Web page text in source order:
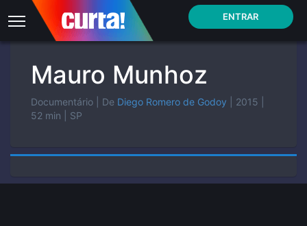
ENTRAR
Mauro Munhoz
Documentário | De Diego Romero de Godoy | 2015
52 min
| SP